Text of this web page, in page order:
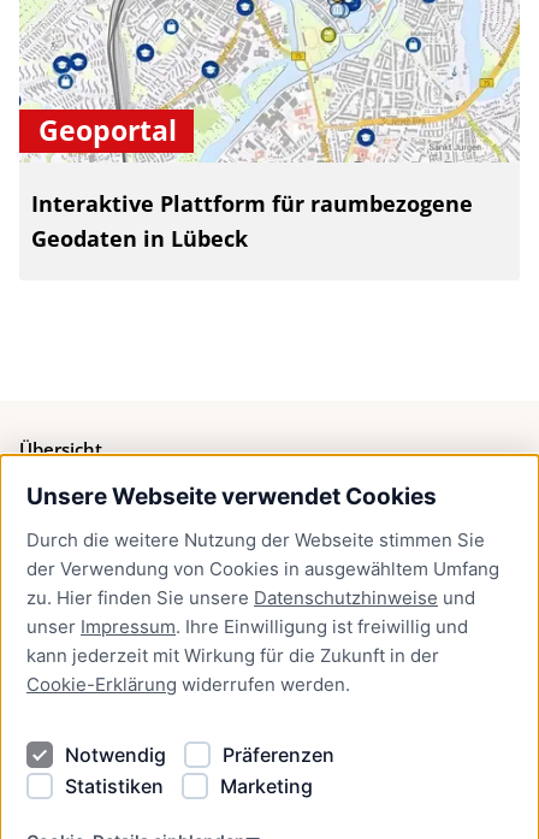
Unsere Webseite verwendet Cookies
Durch die weitere Nutzung der Webseite stimmen Sie
der Verwendung von Cookies in ausgewähltem Umfang
zu. Hier finden Sie unsere Datenschutzhinweise und
unser Impressum. Ihre Einwilligung ist freiwillig und
kann jederzeit mit Wirkung für die Zukunft in der
Cookie-Erklärung widerrufen werden.
Notwendig
Präferenzen
Statistiken
Marketing
Geoportal
Interaktive Plattform für raumbezogene
Geodaten in Lübeck
Übersicht
Bürgerservice
Presse
Newsletter Lübeck:kompakt
Kontakt
Kontakt
Datenschutzhinweise
Barrierefreiheit